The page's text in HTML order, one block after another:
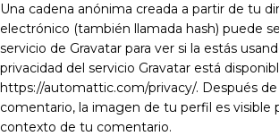
Una cadena anónima creada a partir de tu
electrónico (también llamada hash) puede
servicio de Gravatar para ver si la estás
privacidad del servicio Gravatar está
https://automattic.com/privacy/. Después
comentario, la imagen de tu perfil es visible
contexto de tu comentario.